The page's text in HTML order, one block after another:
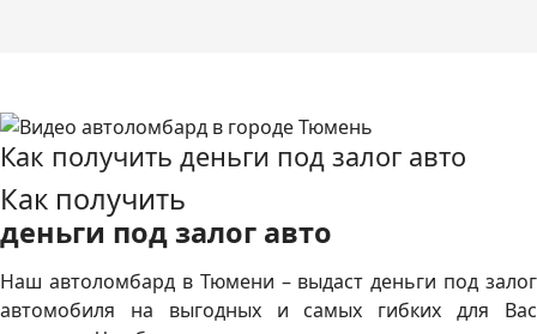
Как получить деньги под залог авто
Как получить
деньги под залог авто
Наш автоломбард в Тюмени – выдаст деньги под залог
автомобиля на выгодных и самых гибких для Вас